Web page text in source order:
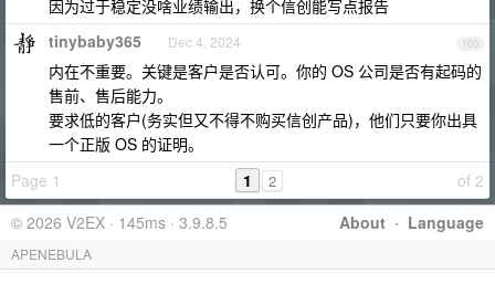
因为过于稳定没啥业绩输出，换个信创能写点报告
100
tinybaby365 Dec 4, 2024
内在不重要。关键是客户是否认可。你的 OS 公司是否有起码的
售前、售后能力。
要求低的客户(务实但又不得不购买信创产品)，他们只要你出具
一个正版 OS 的证明。
Page 1
of 2
1 2
About · Language
© 2026 V2EX · 145ms · 3.9.8.5
APENEBULA